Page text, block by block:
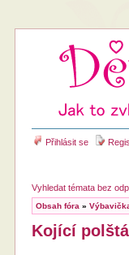
Přihlásit se
Vyhledat témata bez
Obsah fóra »
Kojící